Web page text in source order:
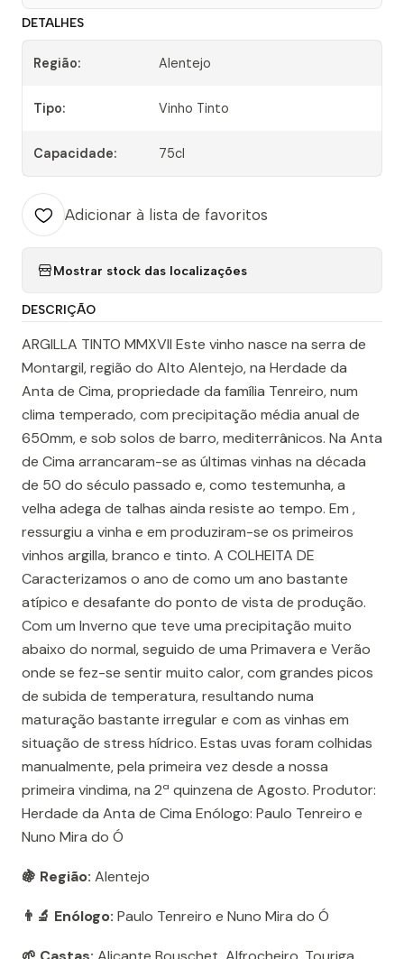
DETALHES
Região: Alentejo
Tipo: Vinho Tinto
Capacidade: 75cl
Adicionar à lista de favoritos
Mostrar stock das localizações
DESCRIÇÃO
ARGILLA TINTO MMXVII Este vinho nasce na serra de
Montargil, região do Alto Alentejo, na Herdade da
Anta de Cima, propriedade da família Tenreiro, num
clima temperado, com precipitação média anual de
650mm, e sob solos de barro, mediterrânicos. Na Anta
de Cima arrancaram-se as últimas vinhas na década
de 50 do século passado e, como testemunha, a
velha adega de talhas ainda resiste ao tempo. Em ,
ressurgiu a vinha e em produziram-se os primeiros
vinhos argilla, branco e tinto. A COLHEITA DE
Caracterizamos o ano de como um ano bastante
atípico e desafante do ponto de vista de produção.
Com um Inverno que teve uma precipitação muito
abaixo do normal, seguido de uma Primavera e Verão
onde se fez-se sentir muito calor, com grandes picos
de subida de temperatura, resultando numa
maturação bastante irregular e com as vinhas em
situação de stress hídrico. Estas uvas foram colhidas
manualmente, pela primeira vez desde a nossa
primeira vindima, na 2ª quinzena de Agosto. Produtor:
Herdade da Anta de Cima Enólogo: Paulo Tenreiro e
Nuno Mira do Ó
🍇 Região: Alentejo
👨‍🔬 Enólogo: Paulo Tenreiro e Nuno Mira do Ó